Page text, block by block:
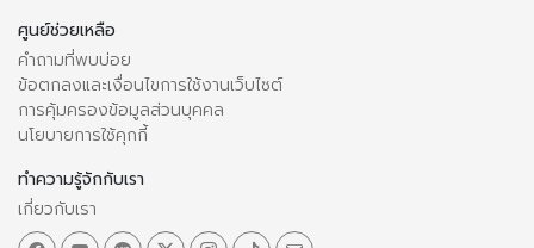
ศูนย์ช่วยเหลือ
คำถามที่พบบ่อย
ข้อตกลงและเงื่อนไขการใช้งานเว็บไซต์
การคุ้มครองข้อมูลส่วนบุคคล
นโยบายการใช้คุกกี้
ทำความรู้จักกับเรา
เกี่ยวกับเรา